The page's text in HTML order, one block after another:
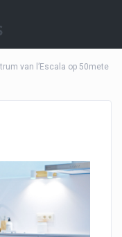
van l’Escala op 50mete